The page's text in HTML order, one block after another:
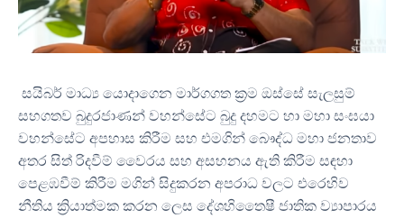
සයිබර් මාධ්‍ය යොදාගෙන මාර්ගගත ක්‍රම ඔස්සේ සැලසුම්
සහගතව බුදුරජාණන් වහන්සේට බුදු දහමට හා මහා සංඝයා
වහන්සේට අපහාස කිරීම සහ එමගින් බෞද්ධ මහා ජනතාව
අතර සිත් රිදවීම් වෛරය සහ අසහනය ඇති කිරීම සඳහා
පෙළඹවීම් කිරීම මගින් සිදුකරන අපරාධ වලට එරෙහිව
නීතිය ක්‍රියාත්මක කරන ලෙස දේශහිතෛෂී ජාතික ව්‍යාපාරය